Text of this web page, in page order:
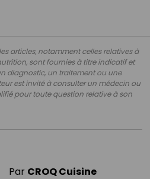
articles, notamment celles relatives à
sont fournies à titre indicatif et
diagnostic, un traitement ou une
est invité à consulter un médecin ou
pour toute question relative à son
Par CROQ Cuisine